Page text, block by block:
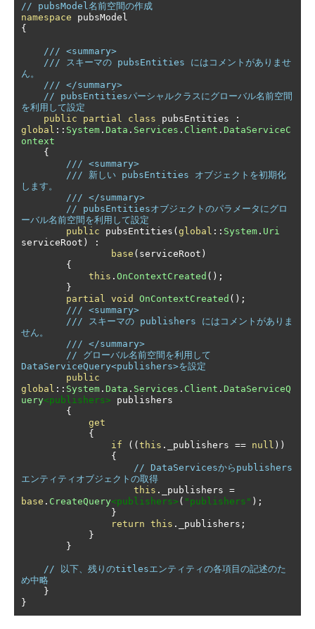
// pubsModel名前空間の作成
namespace
{
/// <summary>
/// スキーマの pubsEntities にはコメントがありませ
ん。
/// </summary>
// pubsEntitiesパーシャルクラスにグローバル名前空間
を利用して設定
public
partial class pubsEntities
:
global :: System . Data . Services . Client . DataServiceC
ontext
{
/// <summary>
/// 新しい pubsEntities オブジェクトを初期化
します。
/// </summary>
// pubsEntitiesオブジェクトのパラメータにグロ
ーバル名前空間を利用して設定
public pubsEntities ( global :: System . Uri
serviceRoot )
:
base ( serviceRoot )
{
this . OnContextCreated ();
}
partial void OnContextCreated ();
/// <summary>
/// スキーマの publishers にはコメントがありま
せん。
/// </summary>
// グローバル名前空間を利用して
DataServiceQuery<publishers>を設定
public
global :: System . Data . Services . Client . DataServiceQ
uery<publishers> publishers
{
get
{
if
(( this . _publishers == null ))
{
// DataServicesからpublishers
エンティティオブジェクトの取得
this . _publishers =
base . CreateQuery<publishers> ( "publishers" );
}
return this . _publishers ;
}
}
// 以下、残りのtitlesエンティティの各項目の記述のた
め中略
}
}